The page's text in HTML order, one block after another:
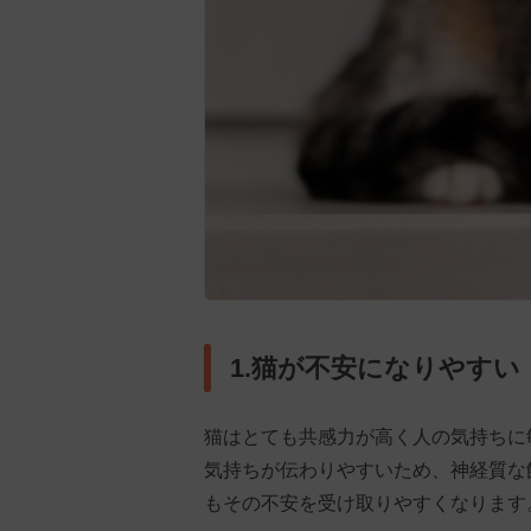
1.猫が不安になりやすい
猫はとても共感力が高く人の気持ち
気持ちが伝わりやすいため、神経質
もその不安を受け取りやすくなります